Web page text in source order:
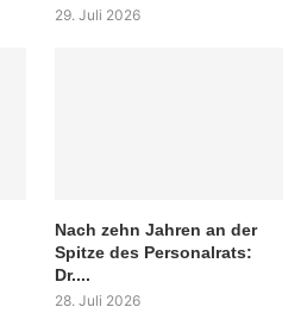
29. Juli 2026
Nach zehn Jahren an der
Spitze des Personalrats:
Dr....
28. Juli 2026